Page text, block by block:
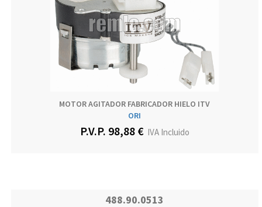
MOTOR AGITADOR FABRICADOR HIELO ITV
ORI
P.V.P. 98,88 €IVA Incluido
488.90.0513